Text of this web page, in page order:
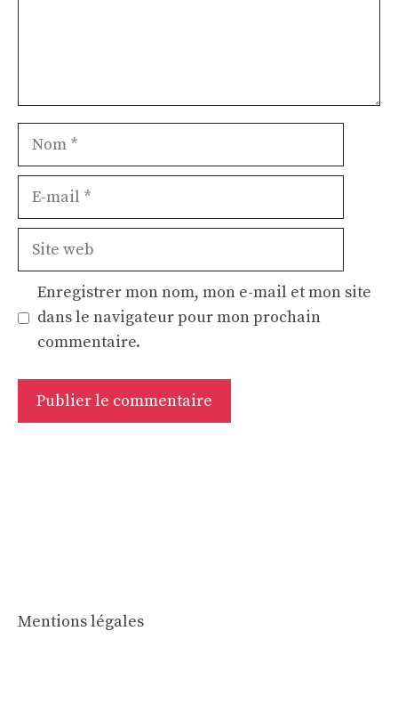
Nom
Site
Enregistrer mon nom, mon e-mail et mon site
dans le navigateur pour mon prochain
commentaire.
Mentions légales